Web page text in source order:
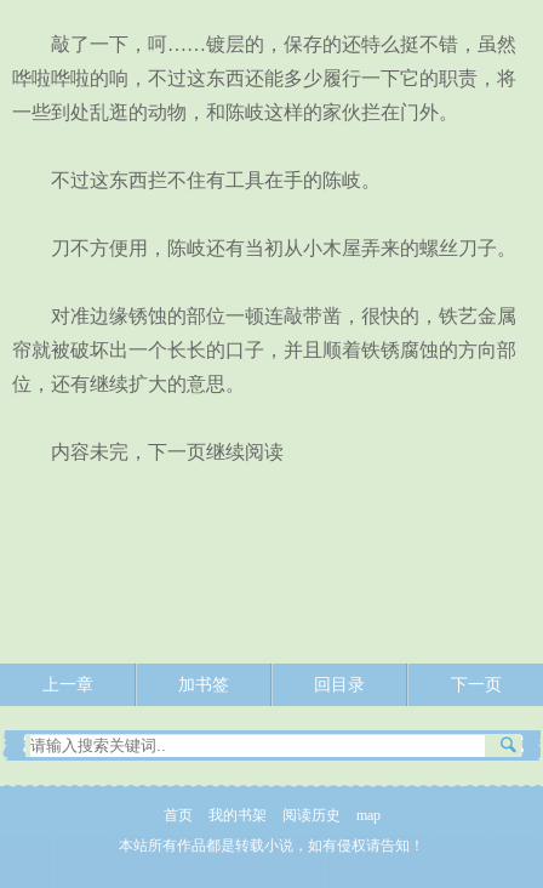
敲了一下，呵……镀层的，保存的还特么挺不错，虽然
哗啦哗啦的响，不过这东西还能多少履行一下它的职责，将
一些到处乱逛的动物，和陈岐这样的家伙拦在门外。
不过这东西拦不住有工具在手的陈岐。
刀不方便用，陈岐还有当初从小木屋弄来的螺丝刀子。
对准边缘锈蚀的部位一顿连敲带凿，很快的，铁艺金属
帘就被破坏出一个长长的口子，并且顺着铁锈腐蚀的方向部
位，还有继续扩大的意思。
内容未完，下一页继续阅读
上一章 加书签 回目录 下一页
首页 我的书架 阅读历史
map
本站所有作品都是转载小说，如有侵权请告知！